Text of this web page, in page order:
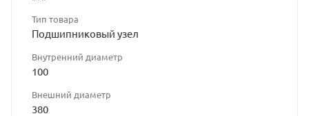
Тип товара
Подшипниковый узел
Внутренний диаметр
100
Внешний диаметр
380